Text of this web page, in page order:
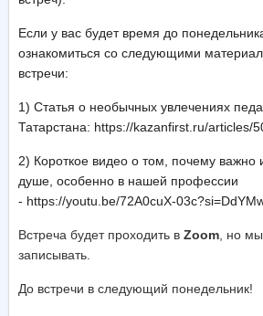
Если у вас будет время до
ознакомиться со следующими
встречи:
1) Статья о необычных увлечениях
Татарстана: https://kazanfirst.ru/articles/
2) Короткое видео о том, почему важно
душе, особенно в нашей профессии
- https://youtu.be/72A0cuX-
Встреча будет проходить в Zoom, но
записывать.
До встречи в следующий понедельник!